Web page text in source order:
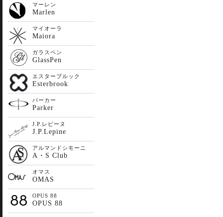
マーレン
Marlen
マイオーラ
Maiora
ガラスペン
GlassPen
エスターブルック
Esterbrook
パーカー
Parker
J.P.レピーヌ
J.P.Lepine
アルマンドシモーニ
A・S Club
オマス
OMAS
OPUS 88
OPUS 88